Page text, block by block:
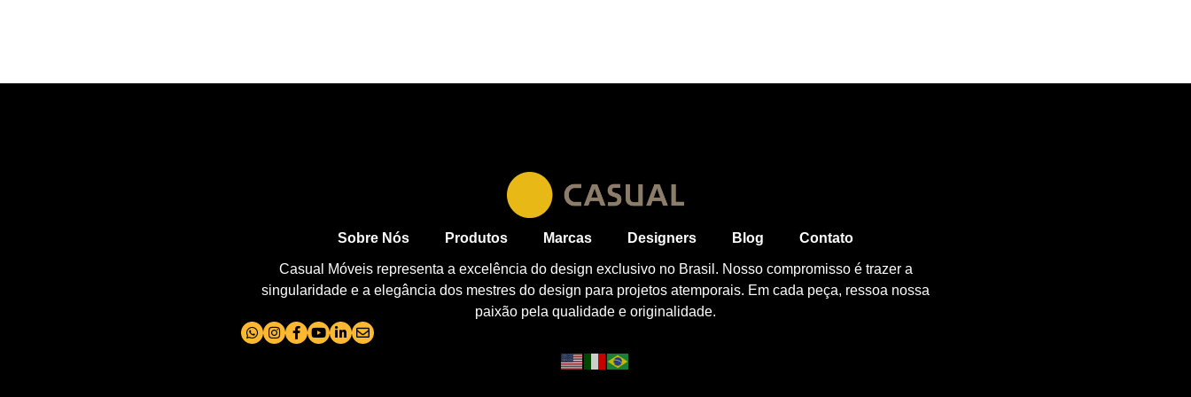
Sobre Nós Produtos Marcas Designers Blog Contato
Casual Móveis representa a excelência do design exclusivo no Brasil. Nosso compromisso é trazer a
singularidade e a elegância dos mestres do design para projetos atemporais. Em cada peça, ressoa nossa
paixão pela qualidade e originalidade.